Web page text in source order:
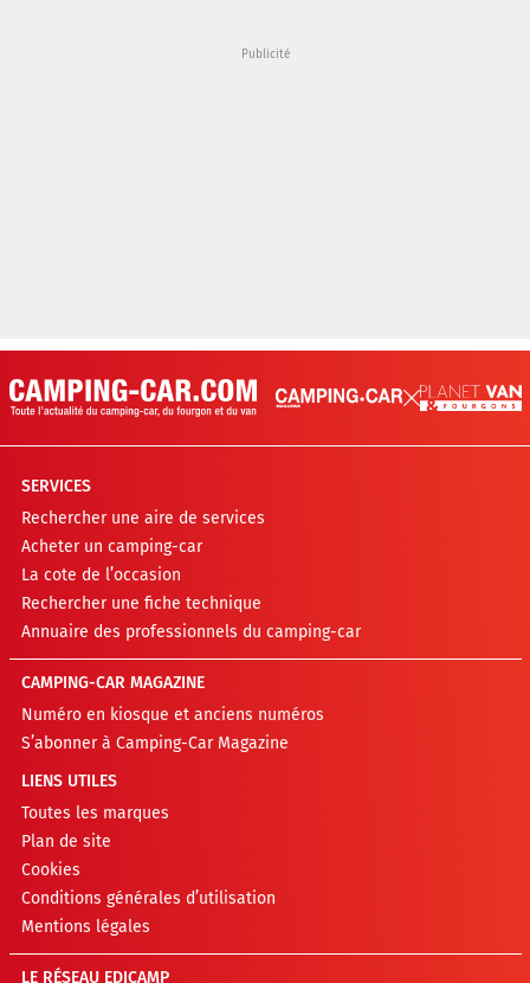
SERVICES
Rechercher une aire de services
Acheter un camping-car
La cote de l’occasion
Rechercher une fiche technique
Annuaire des professionnels du camping-car
CAMPING-CAR MAGAZINE
Numéro en kiosque et anciens numéros
S’abonner à Camping-Car Magazine
LIENS UTILES
Toutes les marques
Plan de site
Cookies
Conditions générales d’utilisation
Mentions légales
LE RÉSEAU EDICAMP